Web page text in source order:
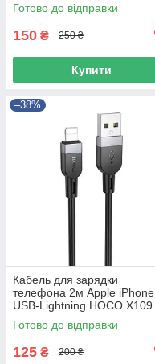
Готово до відправки
150 ₴ 250 ₴
Купити
–38%
Кабель для зарядки
телефона 2м Apple iPhone
USB-Lightning HOCO X109
Energy 2.4А Черный
Готово до відправки
125 ₴ 200 ₴